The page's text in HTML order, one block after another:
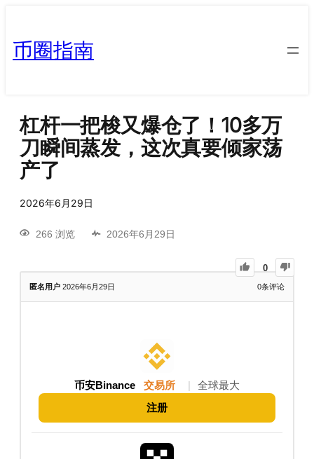
币圈指南
杠杆一把梭又爆仓了！10多万
刀瞬间蒸发，这次真要倾家荡
产了
2026年6月29日
266 浏览 2026年6月29日
0
匿名用户 2026年6月29日 0条评论
币安Binance 交易所 全球最大
注册